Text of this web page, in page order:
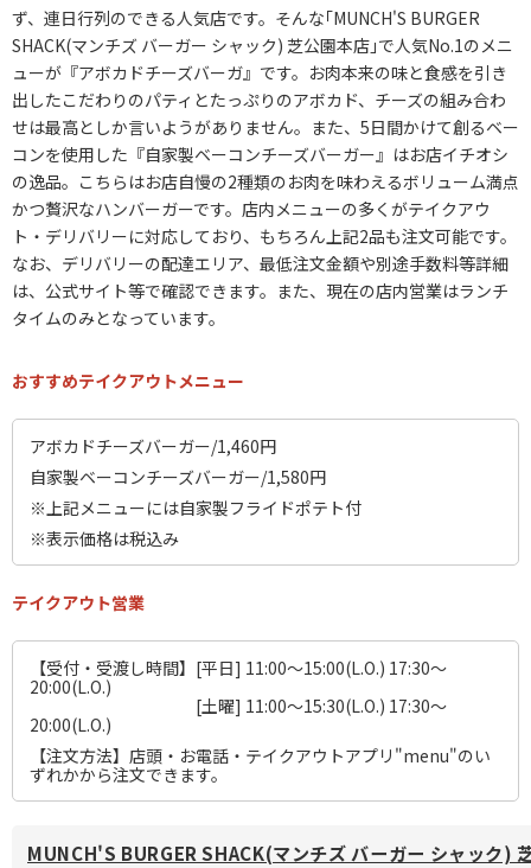
ず、連日行列のできる人気店です。そんな｢MUNCH'S BURGER
SHACK(マンチズ バーガー シャック) 芝公園本店｣で人気No.1のメニ
ューが『アボカドチーズバーガ』です。お肉本来の味と食感を引き
出したこだわりのパティとたっぷりのアボカド、チーズの組み合わ
せは最高としか言いようがありません。また、5日間かけて創るベー
コンを使用した『自家製ベーコンチーズバーガー』はお店イチオシ
の逸品。こちらはお店自慢の2種類のお肉を味わえるボリューム満点
かつ贅沢なハンバーガーです。店内メニューの多くがテイクアウ
ト・デリバリーに対応しており、もちろん上記2品も注文可能です。
なお、デリバリーの配達エリア、最低注文金額や別途手数料等詳細
は、公式サイト等で確認できます。また、現在の店内営業はランチ
タイムのみとなっています。
おすすめテイクアウトメニュー
アボカドチーズバーガー/1,460円
自家製ベーコンチーズバーガー/1,580円
※上記メニューには自家製フライドポテト付
※表示価格は税込み
テイクアウト営業
【受付・受渡し時間】[平日] 11:00～15:00(L.O.) 17:30～
20:00(L.O.)
[土曜] 11:00～15:30(L.O.) 17:30～
20:00(L.O.)
【注文方法】店頭・お電話・テイクアウトアプリ"menu"のい
ずれかから注文できます。
MUNCH'S BURGER SHACK(マンチズ バーガー シャック)